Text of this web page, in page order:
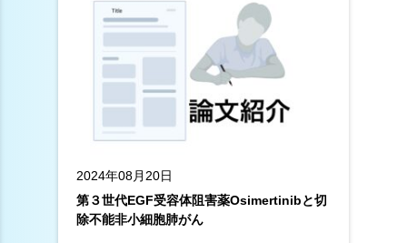
2024年08月20日
第３世代EGF受容体阻害薬Osimertinibと切
除不能非小細胞肺がん